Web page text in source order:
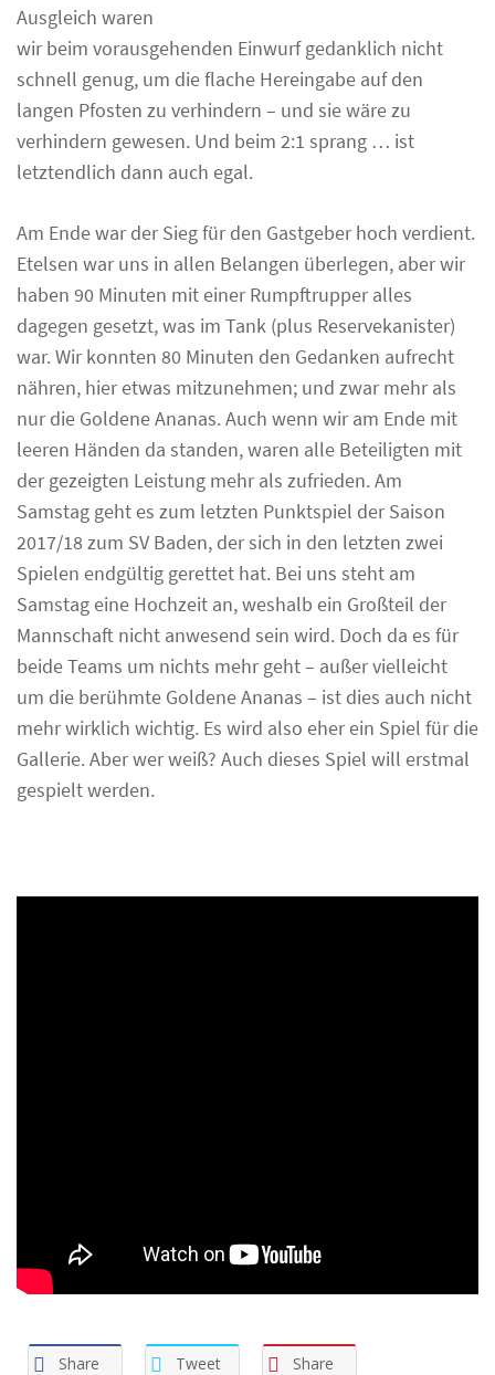
Ausgleich waren
wir beim vorausgehenden Einwurf gedanklich nicht
schnell genug, um die flache Hereingabe auf den
langen Pfosten zu verhindern – und sie wäre zu
verhindern gewesen. Und beim 2:1 sprang … ist
letztendlich dann auch egal.
Am Ende war der Sieg für den Gastgeber hoch verdient.
Etelsen war uns in allen Belangen überlegen, aber wir
haben 90 Minuten mit einer Rumpftrupper alles
dagegen gesetzt, was im Tank (plus Reservekanister)
war. Wir konnten 80 Minuten den Gedanken aufrecht
nähren, hier etwas mitzunehmen; und zwar mehr als
nur die Goldene Ananas. Auch wenn wir am Ende mit
leeren Händen da standen, waren alle Beteiligten mit
der gezeigten Leistung mehr als zufrieden. Am
Samstag geht es zum letzten Punktspiel der Saison
2017/18 zum SV Baden, der sich in den letzten zwei
Spielen endgültig gerettet hat. Bei uns steht am
Samstag eine Hochzeit an, weshalb ein Großteil der
Mannschaft nicht anwesend sein wird. Doch da es für
beide Teams um nichts mehr geht – außer vielleicht
um die berühmte Goldene Ananas – ist dies auch nicht
mehr wirklich wichtig. Es wird also eher ein Spiel für die
Gallerie. Aber wer weiß? Auch dieses Spiel will erstmal
gespielt werden.
Share Tweet Share